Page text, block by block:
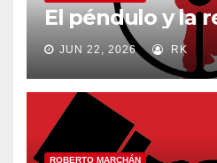
El péndulo y la
JUN 22, 2026 RK
ROBERTO MARCHÁN